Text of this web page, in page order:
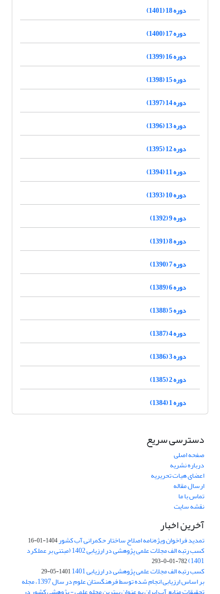
دوره 18 (1401)
دوره 17 (1400)
دوره 16 (1399)
دوره 15 (1398)
دوره 14 (1397)
دوره 13 (1396)
دوره 12 (1395)
دوره 11 (1394)
دوره 10 (1393)
دوره 9 (1392)
دوره 8 (1391)
دوره 7 (1390)
دوره 6 (1389)
دوره 5 (1388)
دوره 4 (1387)
دوره 3 (1386)
دوره 2 (1385)
دوره 1 (1384)
دسترسی سریع
صفحه اصلی
درباره نشریه
اعضای هیات تحریریه
ارسال مقاله
تماس با ما
نقشه سایت
آخرین اخبار
تمدید فراخوان ویژه‌نامه اصلاح ساختار حکمرانی آب کشور1404-01-16
کسب رتبه الف مجلات علمی پژوهشی در ارزیابی 1402 (مبتنی بر عملکرد
1401)
782-01-0-293
کسب رتبه الف مجلات علمی پژوهشی در ارزیابی 1401 1401-05-29
بر اساس ارزیابی انجام شده توسط فرهنگستان علوم در سال 1397، مجله